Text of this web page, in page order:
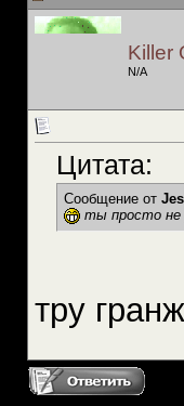
Killer
N/A
Цитата:
Сообщение от
ты просто не
тру